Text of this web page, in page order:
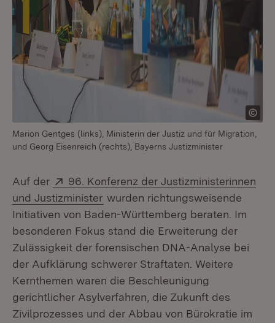
Marion Gentges (links), Ministerin der Justiz und für Migration,
und Georg Eisenreich (rechts), Bayerns Justizminister
Auf der Extern:
96. Konferenz der Justizministerinnen
und Justizminister (Öffnet in neuem Fenster)
wurden richtungsweisende
Initiativen von Baden-Württemberg beraten. Im
besonderen Fokus stand die Erweiterung der
Zulässigkeit der forensischen DNA-Analyse bei
der Aufklärung schwerer Straftaten. Weitere
Kernthemen waren die Beschleunigung
gerichtlicher Asylverfahren, die Zukunft des
Zivilprozesses und der Abbau von Bürokratie im